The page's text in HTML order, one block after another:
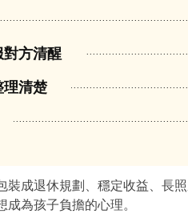
對方清醒
理清楚
成退休規劃、穩定收益、長
為孩子負擔的心理。